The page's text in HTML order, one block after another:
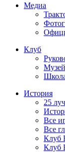
Медиа
Клуб
Музей
История
25
Все
Все
Клуб
Клуб